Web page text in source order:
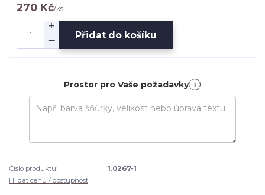
270 Kč/ks
Přidat do košíku
Prostor pro Vaše požadavky i
Číslo produktu:
1.0267-1
Hlídat cenu / dostupnost